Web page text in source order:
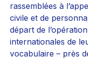
rassemblées à
civile et de
départ de
internationales de
vocabulaire – près